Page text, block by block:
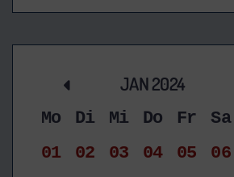
JAN 2024
Mo Di Mi Do Fr Sa
01
02 03 04 05 06